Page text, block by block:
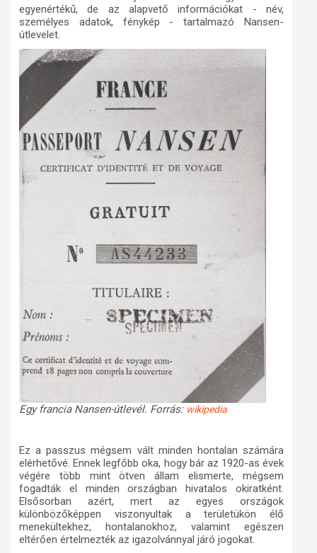
egyenértékű, de az alapvető információkat - név,
személyes adatok, fénykép - tartalmazó Nansen-
útlevelet.
Egy francia Nansen-útlevél. Forrás: wikipedia
Ez a passzus mégsem vált minden hontalan számára
elérhetővé. Ennek legfőbb oka, hogy bár az 1920-as évek
végére több mint ötven állam elismerte, mégsem
fogadták el minden országban hivatalos okiratként.
Elsősorban azért, mert az egyes országok
különbözőképpen viszonyultak a területükön élő
menekültekhez, hontalanokhoz, valamint egészen
eltérően értelmezték az igazolvánnyal járó jogokat.